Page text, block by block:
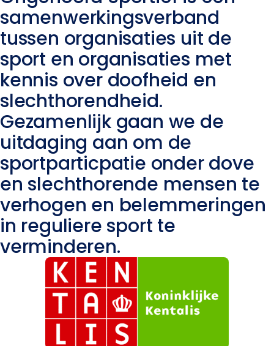
samenwerkingsverband
tussen organisaties uit de
sport en organisaties met
kennis over doofheid en
slechthorendheid.
Gezamenlijk gaan we de
uitdaging aan om de
sportparticpatie onder dove
en slechthorende mensen te
verhogen en belemmeringen
in reguliere sport te
verminderen.